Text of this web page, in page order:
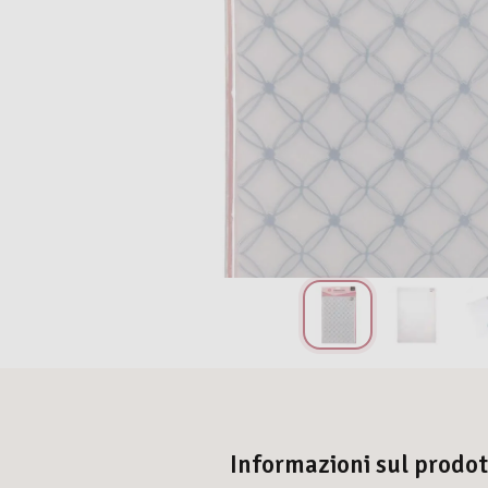
Informazioni sul